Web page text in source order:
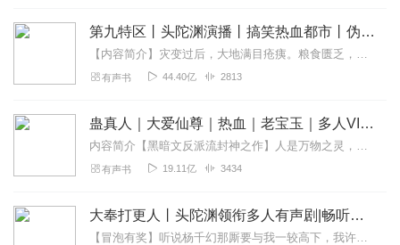
2024-02-03 12
1599122cyzm
2023-09-04 12
傻子塌
2023-11-14 10
第九特区丨头陀渊演播丨搞笑热血都市丨伪戒丨VIP免费多人有声剧
【内容简介】灾变过后，大地满目疮痍。粮食匮乏，资源紧俏，局势混乱……一位从待规划区杀出来的青年，背对着漫天黄沙，孤身来到九区谋生，却不曾想偶然结识三五好友，一念...
有声书 44.40亿 2813
蛊真人｜大爱仙尊｜热血｜老宝玉｜多人VIP免费有声剧
内容简介【黑暗文反派流封神之作】人是万物之灵，蛊是天地真精。一个穿越者不断重生的故事。一个养蛊、炼蛊、用蛊的奇特世界。配音组（男角色）老宝玉旁白...
有声书 19.11亿 3434
大奉打更人丨头陀渊领衔多人有声剧|畅听全集|王鹤棣、田曦薇主演影视剧原著|卖报小郎君
【冒泡有奖】听说杨千幻那厮要与我一较高下，我许七安要开始装叉了！快进入声音播放页戳下方输入框，冒个泡偷偷告诉我，我要用哪些诗词才能胜过他？说得好的，有赏！202...